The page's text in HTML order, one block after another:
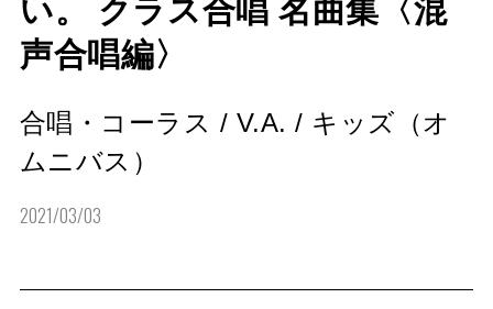
い。 クラス合唱 名曲集〈混
声合唱編〉
合唱・コーラス / V.A. / キッズ（オ
ムニバス）
2021/03/03